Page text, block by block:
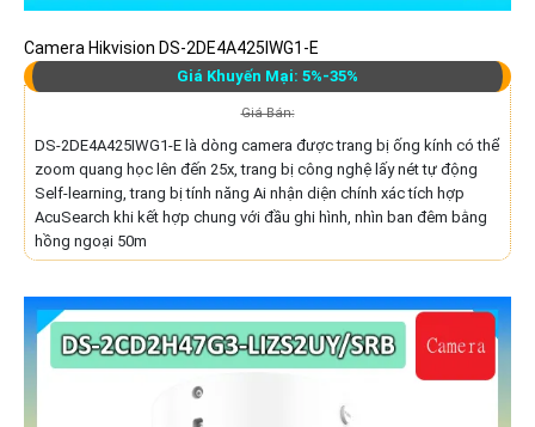
Camera Hikvision DS-2DE4A425IWG1-E
Giá Khuyến Mại: 5%-35%
Giá Bán:
DS-2DE4A425IWG1-E là dòng camera được trang bị ống kính có thể
zoom quang học lên đến 25x, trang bị công nghệ lấy nét tự động
Self-learning, trang bị tính năng Ai nhận diện chính xác tích hợp
AcuSearch khi kết hợp chung với đầu ghi hình, nhìn ban đêm bằng
hồng ngoại 50m